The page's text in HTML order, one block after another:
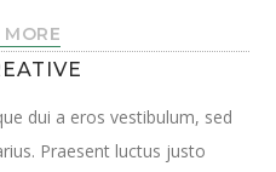
MORE
dui a eros vestibulum, sed
Praesent luctus justo